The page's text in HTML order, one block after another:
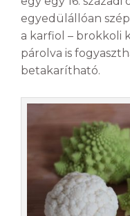
egyedülállóan
a karfiol – brokkoli
párolva is
betakarítható.